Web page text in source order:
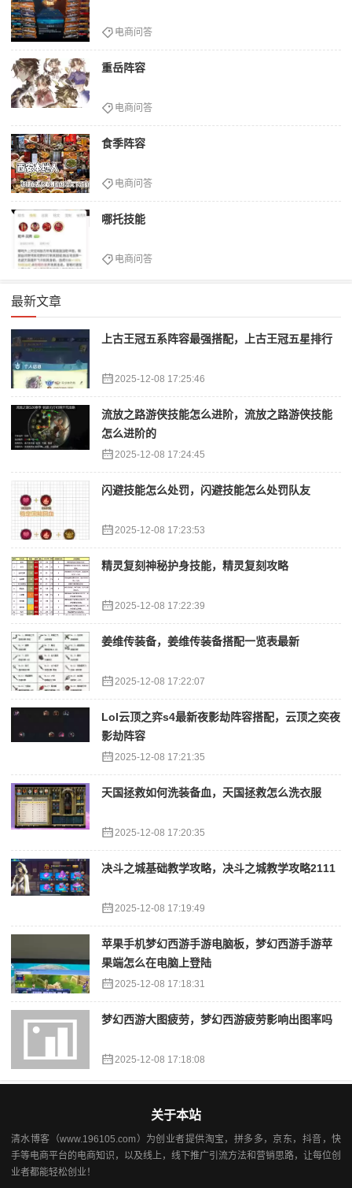
电商问答
重岳阵容
电商问答
食季阵容
电商问答
哪托技能
电商问答
最新文章
上古王冠五系阵容最强搭配，上古王冠五星排行
2025-12-08 17:25:46
流放之路游侠技能怎么进阶，流放之路游侠技能
怎么进阶的
2025-12-08 17:24:45
闪避技能怎么处罚，闪避技能怎么处罚队友
2025-12-08 17:23:53
精灵复刻神秘护身技能，精灵复刻攻略
2025-12-08 17:22:39
姜维传装备，姜维传装备搭配一览表最新
2025-12-08 17:22:07
Lol云顶之弈s4最新夜影劫阵容搭配，云顶之奕夜
影劫阵容
2025-12-08 17:21:35
天国拯救如何洗装备血，天国拯救怎么洗衣服
2025-12-08 17:20:35
决斗之城基础教学攻略，决斗之城教学攻略2111
2025-12-08 17:19:49
苹果手机梦幻西游手游电脑板，梦幻西游手游苹
果端怎么在电脑上登陆
2025-12-08 17:18:31
梦幻西游大图疲劳，梦幻西游疲劳影响出图率吗
2025-12-08 17:18:08
关于本站
清水博客（www.196105.com）为创业者提供淘宝，拼多多，京东，抖音，快
手等电商平台的电商知识，以及线上，线下推广引流方法和营销思路，让每位创
业者都能轻松创业！